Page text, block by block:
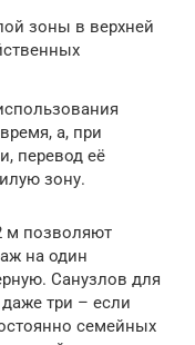
зоны в верхней
а, при
перевод её
зону.
м позволяют
на один
Санузлов для
три – если
семейных